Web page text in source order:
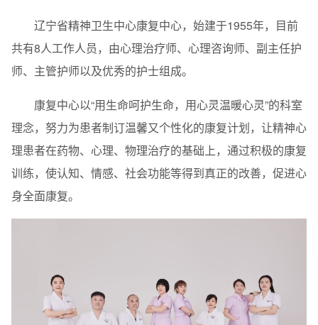
辽宁省精神卫生中心康复中心，始建于1955年，目前
共有8人工作人员，由心理治疗师、心理咨询师、副主任护
师、主管护师以及优秀的护士组成。
康复中心以“用生命呵护生命，用心灵温暖心灵”的科室
理念，努力为患者制订温馨又个性化的康复计划，让精神心
理患者在药物、心理、物理治疗的基础上，通过积极的康复
训练，使认知、情感、社会功能等得到真正的改善，促进心
身全面康复。